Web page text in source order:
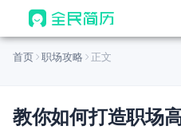
首页
AI 生成简历
首页 职场攻略 正文
教你如何打造职场